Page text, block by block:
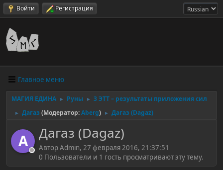
Войти Регистрация
Главное меню
МАГИЯ ЕДИНА ► Руны ► 3 ЭТТ – результаты приложения сил
► Дагаз (Модератор:Aberg) ► Дагаз (Dagaz)
A Дагаз (Dagaz)
Автор Admin, 27 февраля 2016, 21:37:51
0 Пользователи и 1 гость просматривают эту тему.